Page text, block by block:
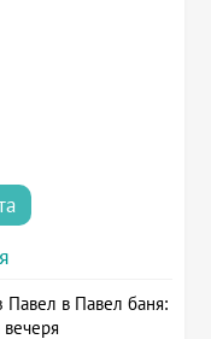
Павел в Павел баня:
вечеря